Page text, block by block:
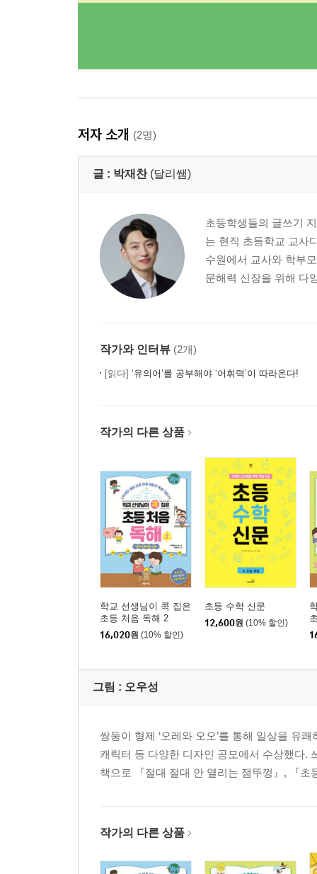
저자 소개 (2명)
글 : 박재찬 (달리쌤)
초등학생들의 글쓰기
는 현직 초등학교 교사
수원에서 교사와 학부
문해력 신장을 위해 다
작가와 인터뷰 (2개)
[읽다] ‘유의어’를 공부해야 ‘어휘력’이 따라온다!
작가의 다른 상품
학교 선생님이 콕 집은
초등 처음 독해 2
16,020원 (10% 할인)
초등 수학 신문
12,600원 (10% 할인)
그림 : 오우성
쌍둥이 형제 ‘오레와 오오’를 통해 일상을 유
캐릭터 등 다양한 디자인 공모에서 수상했다.
책으로 『절대 절대 안 열리는 잼뚜껑』, 『
작가의 다른 상품